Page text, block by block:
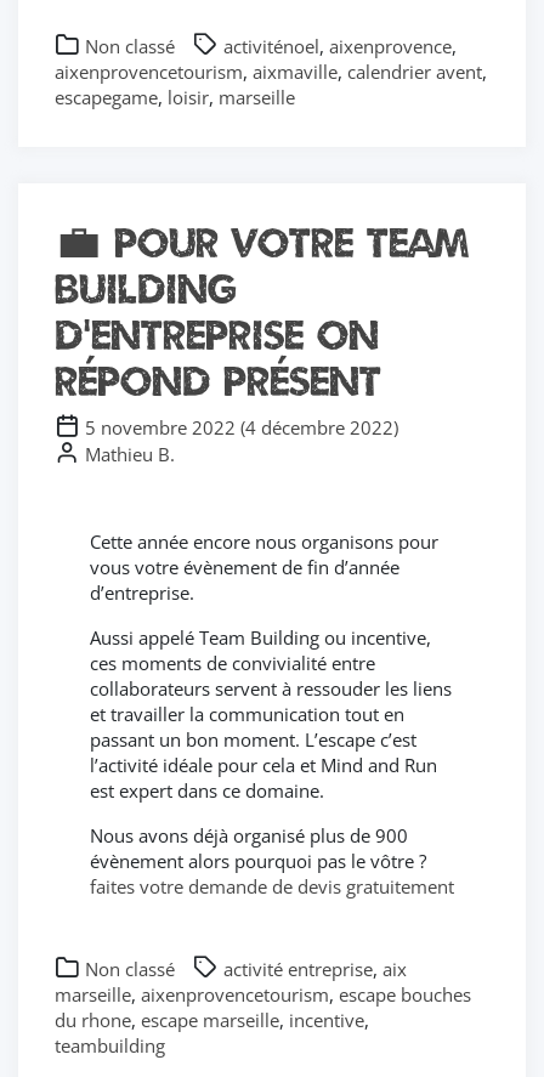
Non classé activiténoel, aixenprovence,
aixenprovencetourism, aixmaville, calendrier avent,
escapegame, loisir, marseille
💼 Pour votre Team
Building
d’entreprise on
répond présent
5 novembre 2022 (4 décembre 2022)
Mathieu B.
Cette année encore nous organisons pour
vous votre évènement de fin d’année
d’entreprise.
Aussi appelé Team Building ou incentive,
ces moments de convivialité entre
collaborateurs servent à ressouder les liens
et travailler la communication tout en
passant un bon moment. L’escape c’est
l’activité idéale pour cela et Mind and Run
est expert dans ce domaine.
Nous avons déjà organisé plus de 900
évènement alors pourquoi pas le vôtre ?
faites votre demande de devis gratuitement
Non classé activité entreprise, aix
marseille, aixenprovencetourism, escape bouches
du rhone, escape marseille, incentive,
teambuilding